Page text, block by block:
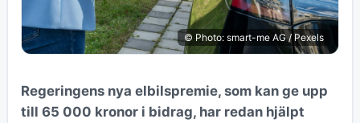
© Photo: smart-me AG / Pexels
Regeringens nya elbilspremie, som kan ge upp
till 65 000 kronor i bidrag, har redan hjälpt